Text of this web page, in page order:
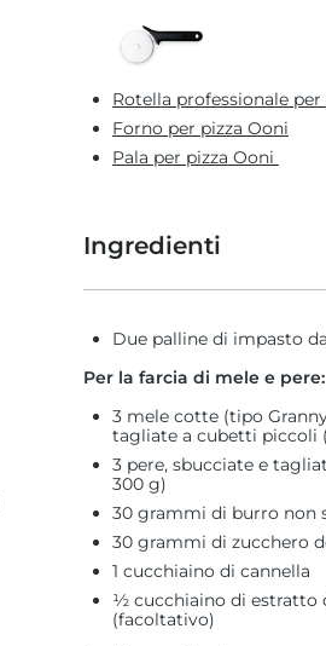
Rotella professionale per
Forno per pizza Ooni
Pala per pizza Ooni
Ingredienti
Due palline di impasto
Per la farcia di mele e pere:
3 mele cotte (tipo
tagliate a cubetti piccoli
3 pere, sbucciate e
300 g)
30 grammi di burro non
30 grammi di zucchero
1 cucchiaino di cannella
½ cucchiaino di estratto
(facoltativo)